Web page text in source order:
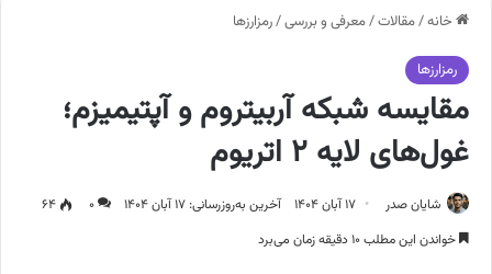
خانه/مقالات/معرفی و بررسی/رمزارزها
رمزارزها
مقایسه شبکه آربیتروم و آپتیمیزم؛
غول‌های لایه ۲ اتریوم
شایان صدر ۱۷ آبان ۱۴۰۴ آخرین به‌روزرسانی: ۱۷ آبان ۱۴۰۴ ۰
۶۴
خواندن این مطلب ۱۰ دقیقه زمان می‌برد